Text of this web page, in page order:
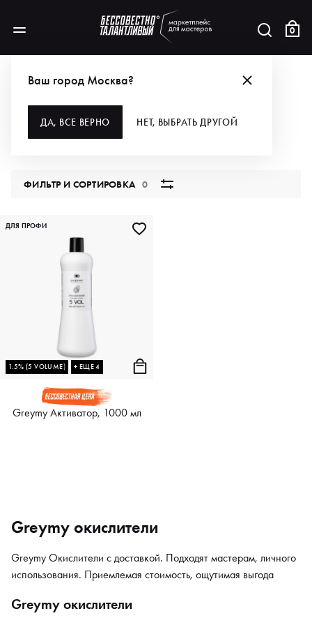
0
Ваш город Москва?
ДА, ВСЕ ВЕРНО НЕТ, ВЫБРАТЬ ДРУГОЙ
ОКИСЛИТЕЛИ
ФИЛЬТР И СОРТИРОВКА0
1.5% (5 VOLUME) + ЕЩЕ 4
Greymy Активатор, 1000 мл
ДЛЯ ПРОФИ
Greymy окислители
Greymy Окислители с доставкой. Подходят мастерам, личного
использования. Приемлемая стоимость, ощутимая выгода
Greymy окислители